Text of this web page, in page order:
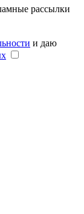
рассылки
и даю